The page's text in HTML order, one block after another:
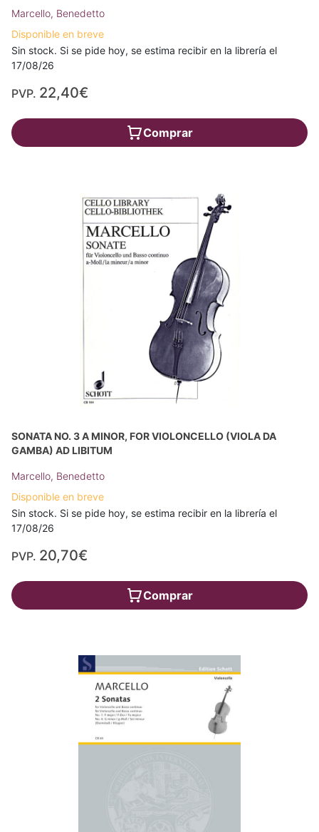
Marcello, Benedetto
Disponible en breve
Sin stock. Si se pide hoy, se estima recibir en la librería el
17/08/26
PVP. 22,40€
Comprar
SONATA NO. 3 A MINOR, FOR VIOLONCELLO (VIOLA DA
GAMBA) AD LIBITUM
Marcello, Benedetto
Disponible en breve
Sin stock. Si se pide hoy, se estima recibir en la librería el
17/08/26
PVP. 20,70€
Comprar